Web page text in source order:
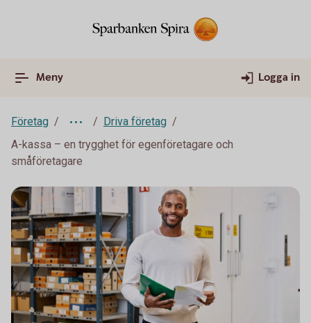
Meny Logga in
Företag
Driva företag
A-kassa – en trygghet för egenföretagare och
småföretagare